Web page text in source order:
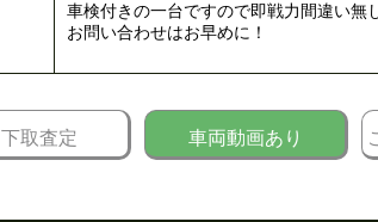
車検付きの一台ですので即戦力間違い無
お問い合わせはお早めに！
下取査定 車両動画あり